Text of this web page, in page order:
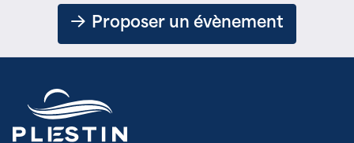
Proposer un évènement